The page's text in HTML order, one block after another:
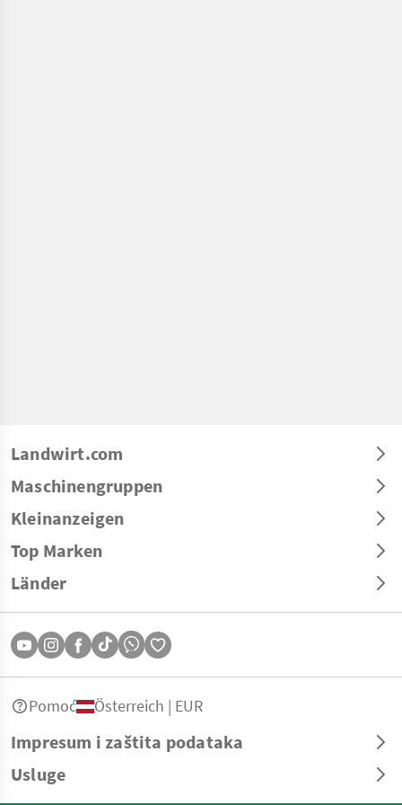
Landwirt.com
Maschinengruppen
Kleinanzeigen
Top Marken
Länder
Impresum i zaštita podataka
Usluge
Pomoć Österreich | EUR